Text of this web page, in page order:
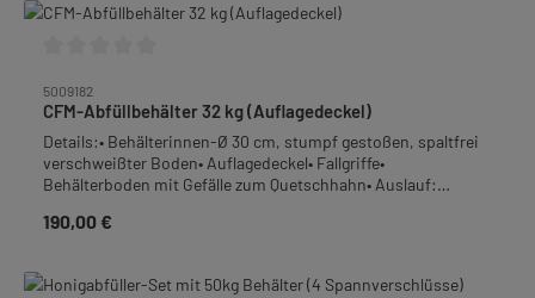
5009182
CFM-Abfüllbehälter 32 kg (Auflagedeckel)
Details:• Behälterinnen-Ø 30 cm, stumpf gestoßen, spaltfrei
verschweißter Boden• Auflagedeckel• Fallgriffe•
Behälterboden mit Gefälle zum Quetschhahn• Auslauf:
Edelstahl-Rostfrei• Höhe: 36,0 cm• Gewicht: 4,8
Regulärer Preis:
190,00 €